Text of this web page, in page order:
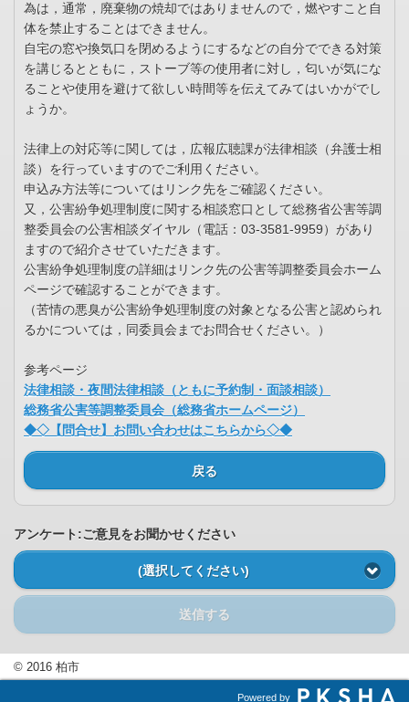
為は，通常，廃棄物の焼却ではありませんので，燃やすこと自
体を禁止することはできません。
自宅の窓や換気口を閉めるようにするなどの自分でできる対策
を講じるとともに，ストーブ等の使用者に対し，匂いが気にな
ることや使用を避けて欲しい時間等を伝えてみてはいかがでし
ょうか。
法律上の対応等に関しては，広報広聴課が法律相談（弁護士相
談）を行っていますのでご利用ください。
申込み方法等についてはリンク先をご確認ください。
又，公害紛争処理制度に関する相談窓口として総務省公害等調
整委員会の公害相談ダイヤル（電話：03-3581-9959）があり
ますので紹介させていただきます。
公害紛争処理制度の詳細はリンク先の公害等調整委員会ホーム
ページで確認することができます。
（苦情の悪臭が公害紛争処理制度の対象となる公害と認められ
るかについては，同委員会までお問合せください。）
参考ページ
法律相談・夜間法律相談（ともに予約制・面談相談）
総務省公害等調整委員会（総務省ホームページ）
◆◇【問合せ】お問い合わせはこちらから◇◆
戻る
アンケート:ご意見をお聞かせください
(選択してください)
送信する
© 2016 柏市
Powered by